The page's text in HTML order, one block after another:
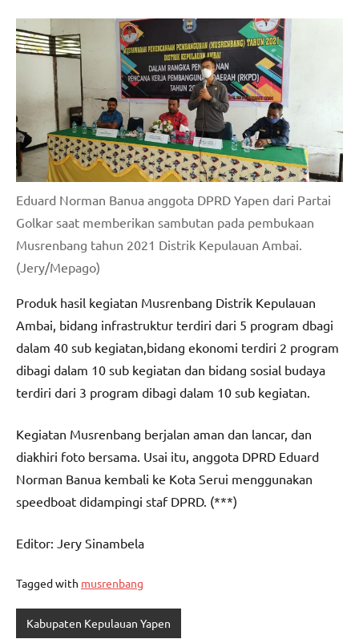
Eduard Norman Banua anggota DPRD Yapen dari Partai
Golkar saat memberikan sambutan pada pembukaan
Musrenbang tahun 2021 Distrik Kepulauan Ambai.
(Jery/Mepago)
Produk hasil kegiatan Musrenbang Distrik Kepulauan
Ambai, bidang infrastruktur terdiri dari 5 program dbagi
dalam 40 sub kegiatan,bidang ekonomi terdiri 2 program
dibagi dalam 10 sub kegiatan dan bidang sosial budaya
terdiri dari 3 program dibagi dalam 10 sub kegiatan.
Kegiatan Musrenbang berjalan aman dan lancar, dan
diakhiri foto bersama. Usai itu, anggota DPRD Eduard
Norman Banua kembali ke Kota Serui menggunakan
speedboat didampingi staf DPRD. (***)
Editor: Jery Sinambela
Tagged with musrenbang
Kabupaten Kepulauan Yapen